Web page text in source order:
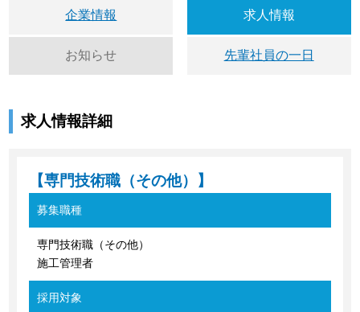
企業情報 求人情報
お知らせ 先輩社員の一日
求人情報詳細
【専門技術職（その他）】
募集職種
専門技術職（その他）
施工管理者
採用対象